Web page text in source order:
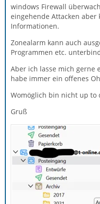
windows Firewall
eingehende Attacken aber
Informationen.
Zonealarm kann auch
Programmen etc.
Aber ich lasse mich gerne
habe immer ein offenes
Womöglich bin nicht up to
Gruß